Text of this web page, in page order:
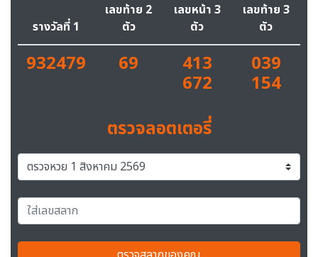
รางวัลที่ 1
เลขท้าย 2
ตัว
เลขหน้า 3
ตัว
เลขท้าย 3
ตัว
932479 69 413
672
039
154
ตรวจลอตเตอรี่